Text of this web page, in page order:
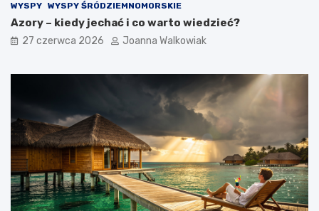
WYSPY WYSPY ŚRÓDZIEMNOMORSKIE
Azory – kiedy jechać i co warto wiedzieć?
27 czerwca 2026 Joanna Walkowiak